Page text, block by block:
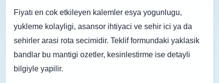
Fiyatı en cok etkileyen kalemler esya yogunlugu,
yukleme kolayligi, asansor ihtiyaci ve sehir ici ya da
sehirler arasi rota secimidir. Teklif formundaki yaklasik
bandlar bu mantigi ozetler, kesinlestirme ise detayli
bilgiyle yapilir.